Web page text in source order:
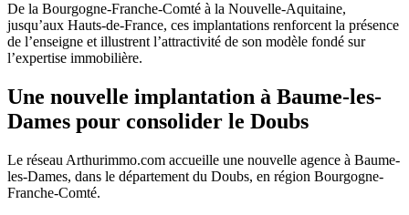
De la Bourgogne-Franche-Comté à la Nouvelle-Aquitaine,
jusqu’aux Hauts-de-France, ces implantations renforcent la présence
de l’enseigne et illustrent l’attractivité de son modèle fondé sur
l’expertise immobilière.
Une nouvelle implantation à Baume-les-
Dames pour consolider le Doubs
Le réseau Arthurimmo.com accueille une nouvelle agence à Baume-
les-Dames, dans le département du Doubs, en région Bourgogne-
Franche-Comté.